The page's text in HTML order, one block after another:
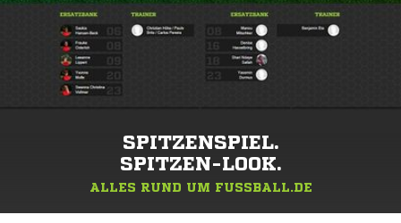
SPITZENSPIEL.
SPITZEN-LOOK.
ALLES RUND UM FUSSBALL.DE